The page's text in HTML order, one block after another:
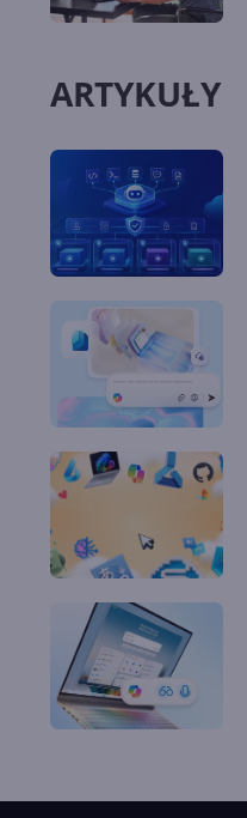
ARTYKUŁY